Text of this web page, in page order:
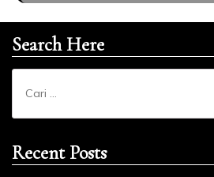
Search Here
untuk:
Recent Posts